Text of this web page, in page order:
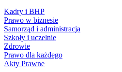
Kadry i BHP
Prawo w biznesie
Samorząd i administracja
Szkoły i uczelnie
Zdrowie
Prawo dla każdego
Akty Prawne